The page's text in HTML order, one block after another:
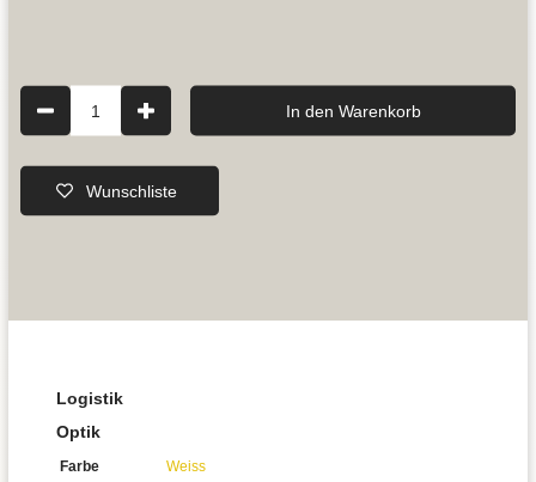
1 In den Warenkorb
Wunschliste
Logistik
Optik
Farbe Weiss